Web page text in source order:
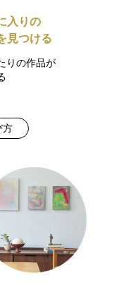
入りの
見つける
りの作品が
方